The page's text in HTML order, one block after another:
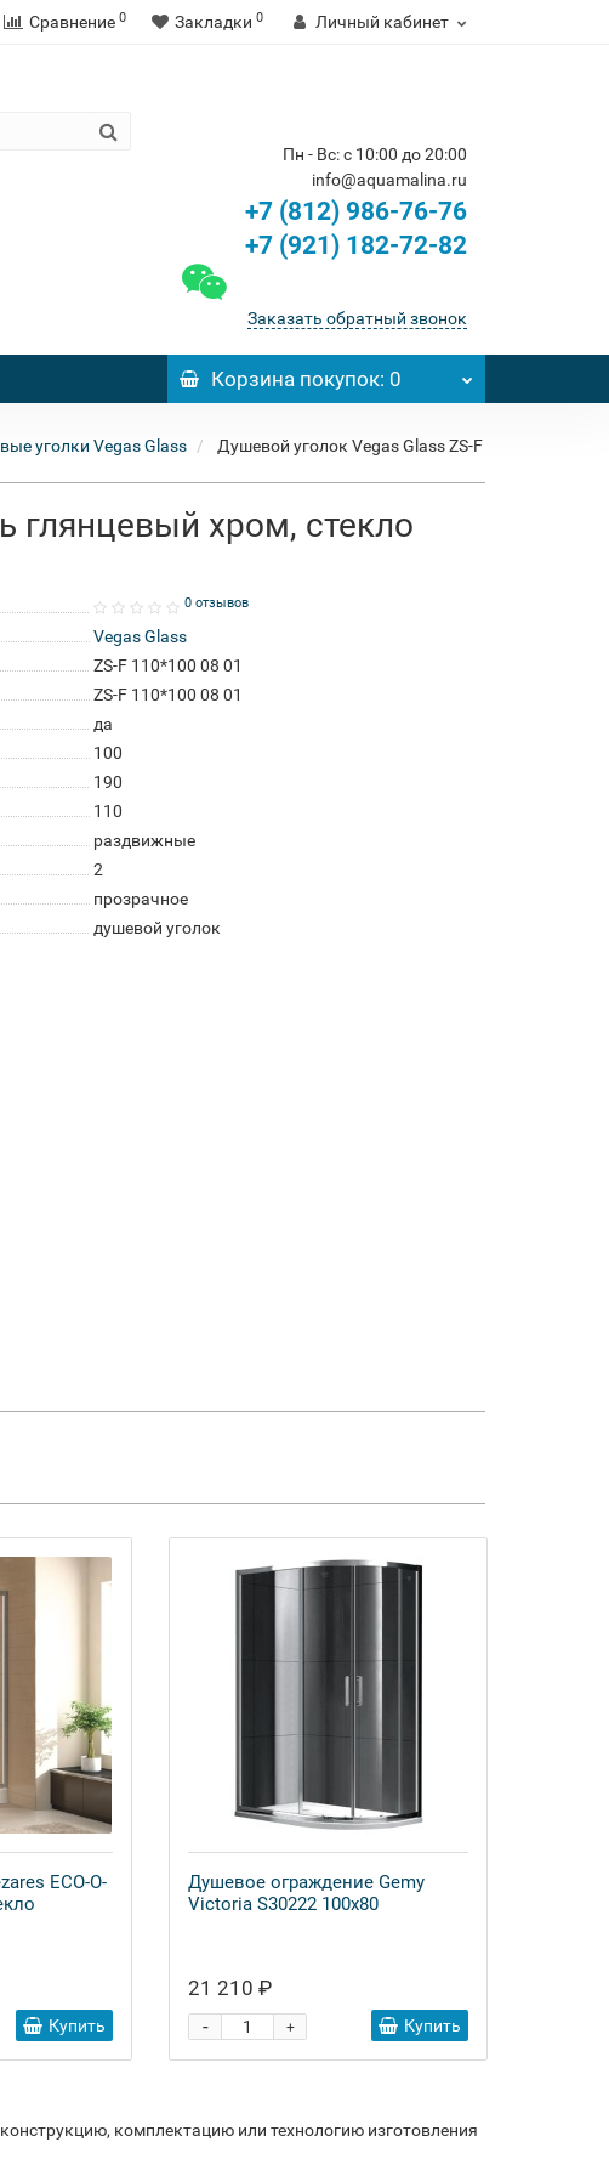
Сравнение 0 Закладки 0 Личный кабинет
Пн - Вс: с 10:00 до 20:00
info@aquamalina.ru
+7 (812) 986-76-76
+7 (921) 182-72-82
Заказать обратный звонок
Корзинапокупок: 0
уголки Vegas Glass
Душевой уголок Vegas Glass ZS-F
глянцевый хром, стекло
0 отзывов
Vegas Glass
ZS-F 110*100 08 01
ZS-F 110*100 08 01
да
100
190
110
раздвижные
2
прозрачное
душевой уголок
ECO-O-
Купить
Душевое ограждение Gemy
Victoria S30222 100x80
21 210 ₽
+
- Купить
комплектацию или технологию изготовления